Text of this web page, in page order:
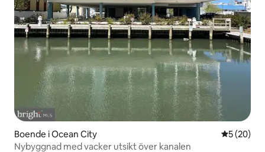
Boende i Ocean City 5 av 5 i
5 (20)
Nybyggnad med vacker utsikt över kanalen